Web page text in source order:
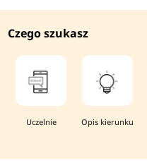
Czego szukasz
Uczelnie Opis kierunku